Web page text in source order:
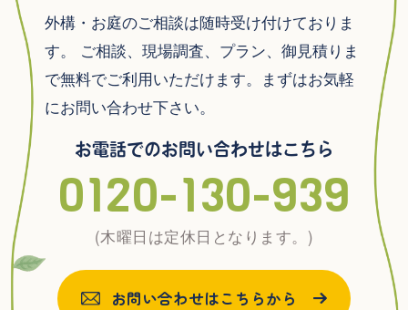
外構・お庭のご相談は随時受け付けておりま
す。
ご相談、現場調査、プラン、御見積りま
で無料でご利用いただけます。まずはお気軽
にお問い合わせ下さい。
お電話でのお問い合わせはこちら
0120-130-939
(木曜日は定休日となります。)
お問い合わせはこちらから